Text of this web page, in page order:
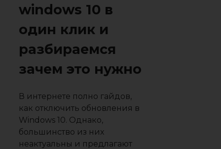
windows 10 в
один клик и
разбираемся
зачем это нужно
В интернете полно гайдов,
как отключить обновления в
Windows 10. Однако,
большинство из них
неактуальны и предлагают